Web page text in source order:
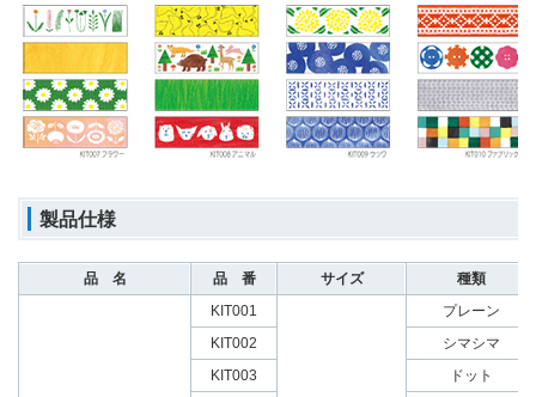
製品仕様
品 名 品 番 サイズ 種類
KIT001
プレーン
KIT002
シマシマ
KIT003
ドット